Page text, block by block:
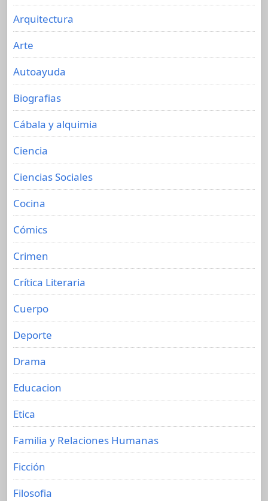
Arquitectura
Arte
Autoayuda
Biografias
Cábala y alquimia
Ciencia
Ciencias Sociales
Cocina
Cómics
Crimen
Crítica Literaria
Cuerpo
Deporte
Drama
Educacion
Etica
Familia y Relaciones Humanas
Ficción
Filosofia